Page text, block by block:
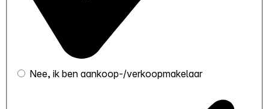
Nee, ik ben aankoop-/verkoopmakelaar